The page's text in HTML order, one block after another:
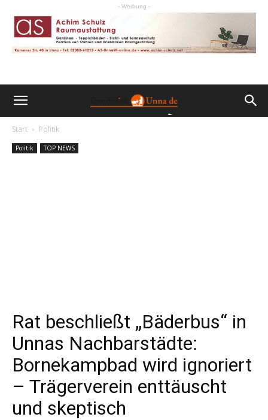
- Werbung -
Start Politik
Politik TOP NEWS
Rat beschließt „Bäderbus“ in
Unnas Nachbarstädte:
Bornekampbad wird ignoriert
– Trägerverein enttäuscht
und skeptisch